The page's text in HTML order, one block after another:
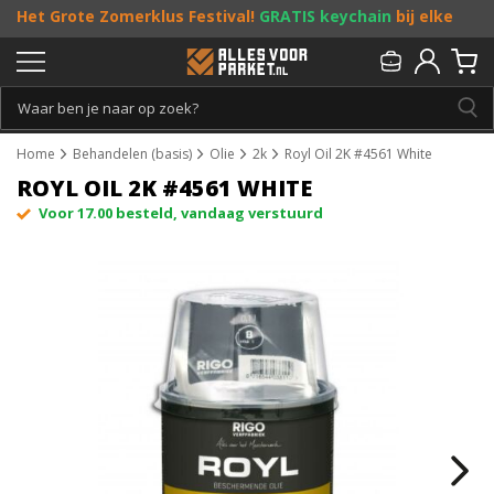
Het Grote Zomerklus Festival! GRATIS keychain bij elke
bestelling vanaf €25, entoffe acties! Doe je mee?
Persoonlijk & gratis advies:013 - 207 00 01
Home Behandelen (basis) Olie 2k Royl Oil 2K #4561 White
ROYL OIL 2K #4561 WHITE
Voor 17.00 besteld, vandaag verstuurd